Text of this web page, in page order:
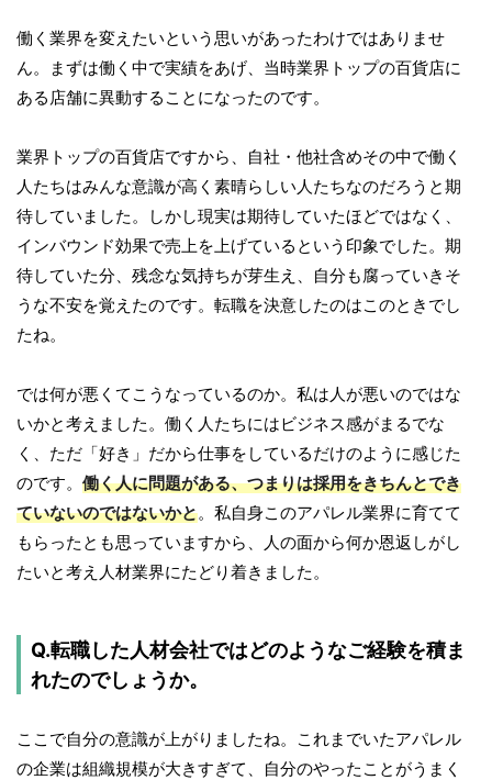
働く業界を変えたいという思いがあったわけではありませ
ん。まずは働く中で実績をあげ、当時業界トップの百貨店に
ある店舗に異動することになったのです。
業界トップの百貨店ですから、自社・他社含めその中で働く
人たちはみんな意識が高く素晴らしい人たちなのだろうと期
待していました。しかし現実は期待していたほどではなく、
インバウンド効果で売上を上げているという印象でした。期
待していた分、残念な気持ちが芽生え、自分も腐っていきそ
うな不安を覚えたのです。転職を決意したのはこのときでし
たね。
では何が悪くてこうなっているのか。私は人が悪いのではな
いかと考えました。働く人たちにはビジネス感がまるでな
く、ただ「好き」だから仕事をしているだけのように感じた
のです。 働く人に問題がある、つまりは採用をきちんとでき
ていないのではないかと。私自身このアパレル業界に育てて
もらったとも思っていますから、人の面から何か恩返しがし
たいと考え人材業界にたどり着きました。
Q.転職した人材会社ではどのようなご経験を積ま
れたのでしょうか。
ここで自分の意識が上がりましたね。これまでいたアパレル
の企業は組織規模が大きすぎて、自分のやったことがうまく